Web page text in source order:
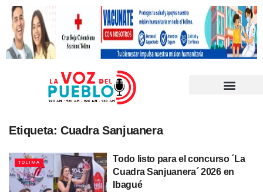
Etiqueta: Cuadra Sanjuanera
TOLIMA
Todo listo para el concurso ´La
Cuadra Sanjuanera´ 2026 en
Ibagué